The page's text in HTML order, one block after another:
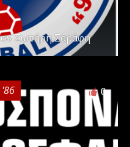
Σωτήρη Σαράφη
0